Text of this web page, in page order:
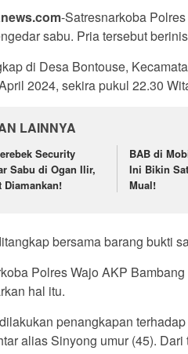
-Satresnarkoba
sabu. Pria tersebut
di Desa Bontouse,
2024, sekira pukul 22.30
LAINNYA
Security
Sabu di Ogan Ilir,
Diamankan!
BAB di
Ini Bikin
Mual!
bersama barang bukti
Polres Wajo AKP
hal itu.
penangkapan
alias Sinyong umur (45).